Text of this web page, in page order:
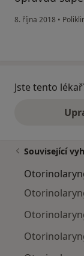
8. října 2018 •
Jste tento
Související